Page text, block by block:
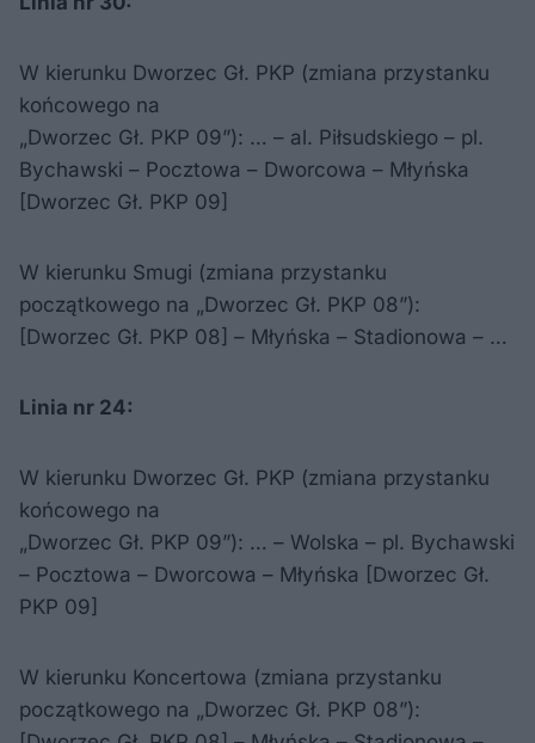
W kierunku Dworzec Gł. PKP (zmiana przystanku
końcowego na
„Dworzec Gł. PKP 09”): … – al. Piłsudskiego – pl.
Bychawski – Pocztowa – Dworcowa – Młyńska
[Dworzec Gł. PKP 09]
W kierunku Smugi (zmiana przystanku
początkowego na „Dworzec Gł. PKP 08”):
[Dworzec Gł. PKP 08] – Młyńska – Stadionowa – …
Linia nr 24:
W kierunku Dworzec Gł. PKP (zmiana przystanku
końcowego na
„Dworzec Gł. PKP 09”): … – Wolska – pl. Bychawski
– Pocztowa – Dworcowa – Młyńska [Dworzec Gł.
PKP 09]
W kierunku Koncertowa (zmiana przystanku
początkowego na „Dworzec Gł. PKP 08”):